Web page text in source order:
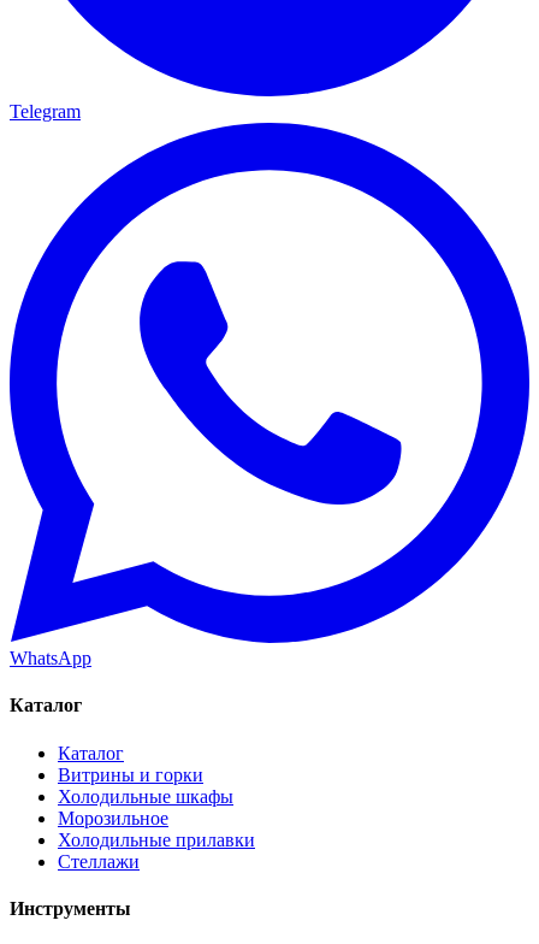
Telegram
WhatsApp
Каталог
Каталог
Витрины и горки
Холодильные шкафы
Морозильное
Холодильные прилавки
Стеллажи
Инструменты